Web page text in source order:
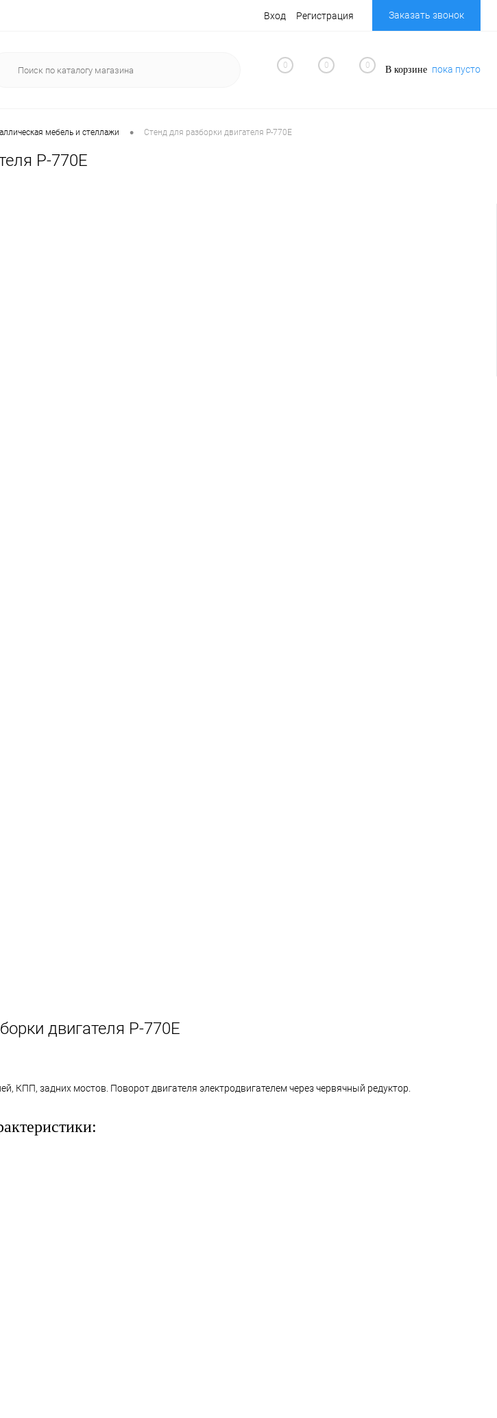
Вход Регистрация Заказать звонок
0 0 0 В корзине пока пусто
мебель и стеллажи • Стенд для разборки двигателя Р-770Е
Р-770Е
двигателя Р-770Е
КПП, задних мостов. Поворот двигателя электродвигателем через червячный редуктор.